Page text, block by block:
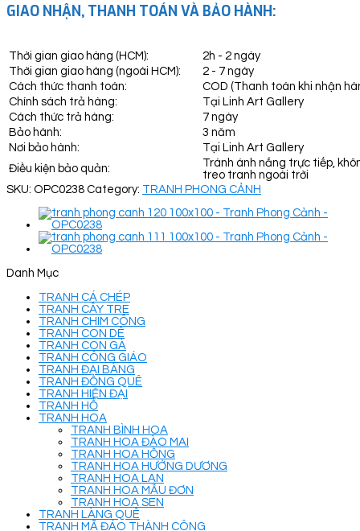
GIAO NHẬN, THANH TOÁN VÀ BẢO HÀNH:
Thời gian giao hàng (HCM):
2h - 2 ngày
Thời gian giao hàng (ngoài HCM):
2 - 7 ngày
Cách thức thanh toán:
COD (Thanh toán khi nhận
Chính sách trả hàng:
Tại Linh Art Gallery
Cách thức trả hàng:
7 ngày
Bảo hành:
3 năm
Nơi bảo hành:
Tại Linh Art Gallery
Điều kiện bảo quản:
Tránh ánh nắng trực tiếp,
treo tranh ngoài trời
SKU: OPC0238 Category: TRANH PHONG CẢNH
Danh Mục
TRANH CÁ CHÉP
TRANH CÂY TRE
TRANH CHIM CÔNG
TRANH CON DÊ
TRANH CON GÀ
TRANH CÔNG GIÁO
TRANH ĐẠI BÀNG
TRANH ĐỒNG QUÊ
TRANH HIỆN ĐẠI
TRANH HỔ
TRANH HOA
TRANH BÌNH HOA
TRANH HOA ĐÀO MAI
TRANH HOA HỒNG
TRANH HOA HƯỚNG DƯƠNG
TRANH HOA LAN
TRANH HOA MẪU ĐƠN
TRANH HOA SEN
TRANH LÀNG QUÊ
TRANH MÃ ĐÁO THÀNH CÔNG